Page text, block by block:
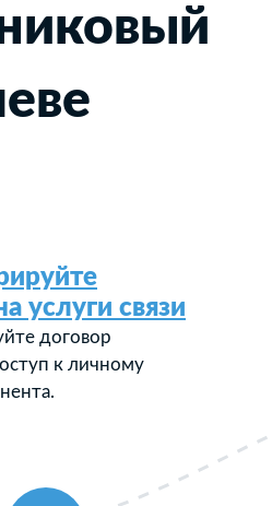
услуги связи
договор
к личному